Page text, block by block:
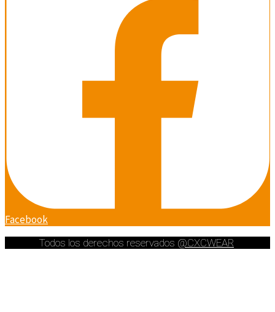
Facebook
Todos los derechos reservados @CXCWEAR